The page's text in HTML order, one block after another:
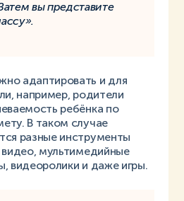
вы представите
адаптировать и для
например, родители
ребёнка по
В таком случае
разные инструменты
видео, мультимедийные
видеоролики и даже игры.